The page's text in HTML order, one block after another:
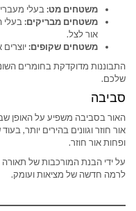
משטחים מט: בעלי
משטחים מבריקים: בעלי
אור לצל.
משטחים שקופים:
התבוננות מדוקדקת בחומרים
שלכם.
סביבה
האור בסביבה משפיע על האופן
אור חוזר וגוונים בהירים יותר,
ופחות אור חוזר.
על ידי הבנת המורכבות של
לרמה חדשה של מציאות ועומק.